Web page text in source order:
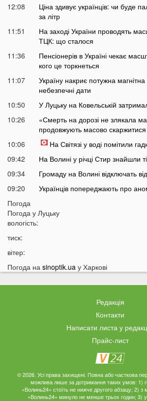
12:08
Ціна здивує українців: чи буде
за літр
11:51
На заході України проводять
ТЦК: що сталося
11:36
Пенсіонерів в Україні чекає
кого це торкнеться
11:07
Україну накриє потужна
небезпечні дати
10:50
У Луцьку на Ковельській
10:26
«Смерть на дорозі не злякала
продовжують масово скаржитися
10:06
На Світязі у воді помітили
09:42
На Волині у річці Стир знайшли
09:34
Громаду на Волині відключать
09:20
Українців попереджають про
09:05
вважався зниклим безвісти
21:32
20:21
Ці продукти потрібно викинути
можуть бути небезпечними
кого це стосується
Що категорично заборонено
Спас: повний перелік
Водіїв в Україні можуть
На Волині рясно ростуть
місце, де шукати гриби
17:38
Деякі продукти можуть зникнути з
які міста під загрозою
Погода
Погода у Луцьку
вологість:
тиск:
вітер:
Погода на sinoptik.ua у Харкові
Редакція
Контакти
Написати листа у
Прайс-лист
© 2026. Усі права захищені. Повна або часткова
можлива лише за дотримання таких умов: 1)
«Волинь24» стоїть не нижче другого абзацу; 2) з
«Волинь24» минуло не менше трьох годин; 3) у